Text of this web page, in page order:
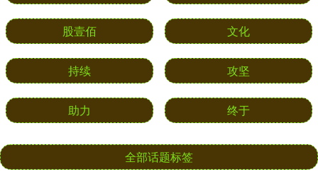
股壹佰 文化
持续 攻坚
助力 终于
全部话题标签